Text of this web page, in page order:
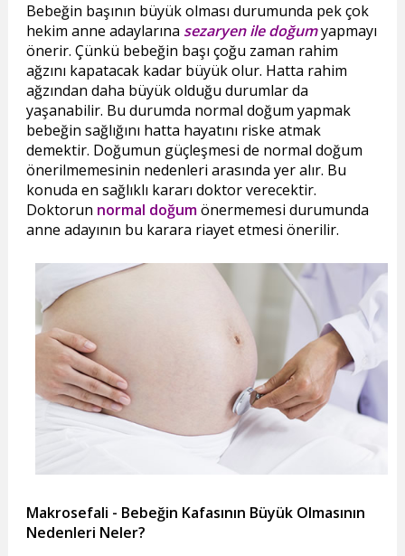
Bebeğin başının büyük olması durumunda pek çok
hekim anne adaylarına sezaryen ile doğumyapmayı
önerir. Çünkü bebeğin başı çoğu zaman rahim
ağzını kapatacak kadar büyük olur. Hatta rahim
ağzından daha büyük olduğu durumlar da
yaşanabilir. Bu durumda normal doğum yapmak
bebeğin sağlığını hatta hayatını riske atmak
demektir. Doğumun güçleşmesi de normal doğum
önerilmemesinin nedenleri arasında yer alır. Bu
konuda en sağlıklı kararı doktor verecektir.
Doktorun normal doğumönermemesi durumunda
anne adayının bu karara riayet etmesi önerilir.
Makrosefali - Bebeğin Kafasının Büyük Olmasının
Nedenleri Neler?